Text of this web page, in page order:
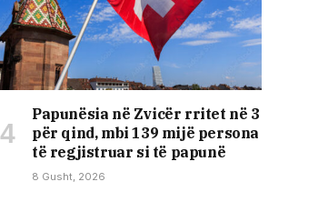
Papunësia në Zvicër rritet në 3
për qind, mbi 139 mijë persona
të regjistruar si të papunë
8 Gusht, 2026